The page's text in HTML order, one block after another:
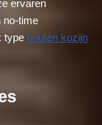
ervaren
no-time
type houten kozijn